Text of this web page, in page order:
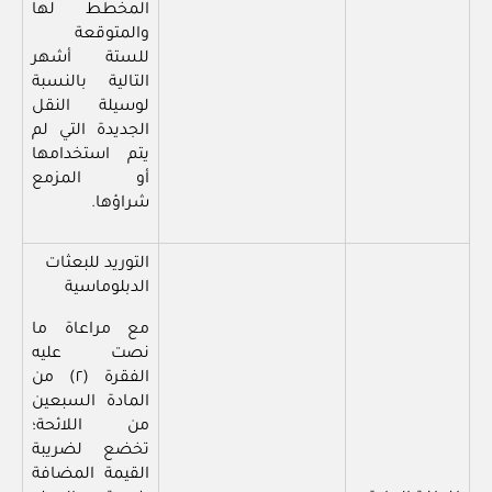
المخطط لها
والمتوقعة
للستة أشهر
التالية بالنسبة
لوسيلة النقل
الجديدة التي لم
يتم استخدامها
أو المزمع
شراؤها.
التوريد للبعثات
الدبلوماسية
مع مراعاة ما
نصت عليه
الفقرة (٢) من
المادة السبعين
من اللائحة؛
تخضع لضريبة
القيمة المضافة